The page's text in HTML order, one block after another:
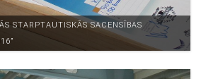
STARPTAUTISKĀS SACENSĪBAS